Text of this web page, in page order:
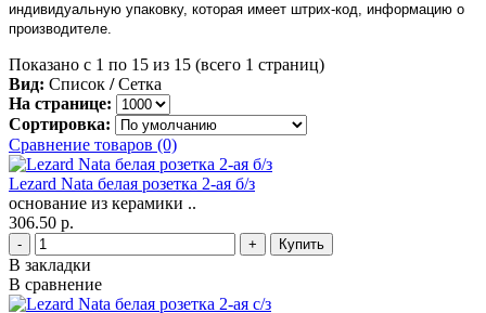
индивидуальную упаковку, которая имеет штрих-код, информацию о
производителе.
Показано с 1 по 15 из 15 (всего 1 страниц)
Вид: Список / Сетка
На странице:
Сортировка:
Сравнение товаров (0)
Lezard Nata белая розетка 2-ая б/з
основание из керамики ..
306.50 р.
- +
В закладки
В сравнение